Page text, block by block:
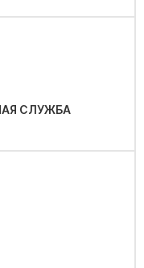
СЛУЖБА